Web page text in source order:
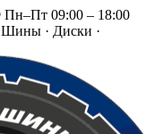
Пн–Пт 09:00 – 18:00
Шины · Диски ·